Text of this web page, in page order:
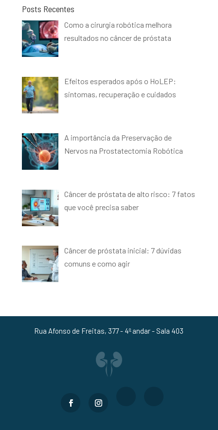
Posts Recentes
Como a cirurgia robótica melhora
resultados no câncer de próstata
Efeitos esperados após o HoLEP:
sintomas, recuperação e cuidados
A importância da Preservação de
Nervos na Prostatectomia Robótica
Câncer de próstata de alto risco: 7 fatos
que você precisa saber
Câncer de próstata inicial: 7 dúvidas
comuns e como agir
Rua Afonso de Freitas, 377 - 4º andar - Sala 403